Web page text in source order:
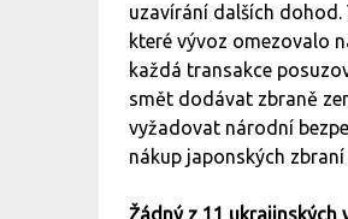
uzavírání dalších
které vývoz omezovalo
každá transakce
smět dodávat zbraně
vyžadovat národní
nákup japonských
Žádný z 11 ukrajinských